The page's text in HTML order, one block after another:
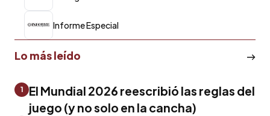
Informe Especial
Lo más leído
1
El Mundial 2026 reescribió las reglas del
juego (y no solo en la cancha)